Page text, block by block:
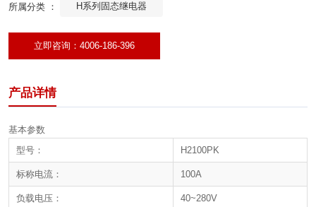
所属分类 ： H系列固态继电器
立即咨询：4006-186-396
产品详情
基本参数
型号：
H2100PK
标称电流： 100A
负载电压： 40~280V